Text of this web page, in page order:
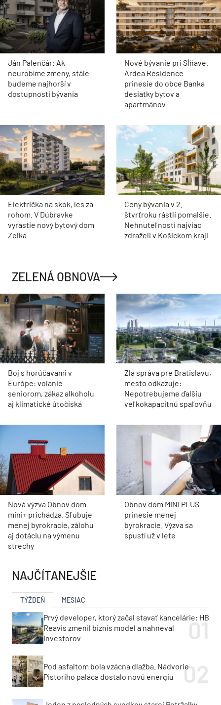
Ján Palenčár: Ak
neurobíme zmeny, stále
budeme najhorší v
dostupnosti bývania
Nové bývanie pri Sĺňave.
Ardea Residence
prinesie do obce Banka
desiatky bytov a
apartmánov
Električka na skok, les za
rohom. V Dúbravke
vyrastie nový bytový dom
Zelka
Ceny bývania v 2.
štvrťroku rástli pomalšie.
Nehnuteľnosti najviac
zdraželi v Košickom kraji
ZELENÁ OBNOVA
Boj s horúčavami v
Európe: volanie
seniorom, zákaz alkoholu
aj klimatické útočiská
Zlá správa pre Bratislavu,
mesto odkazuje:
Nepotrebujeme ďalšiu
veľkokapacitnú spaľovňu
Nová výzva Obnov dom
mini+ prichádza. Sľubuje
menej byrokracie, zálohu
aj dotáciu na výmenu
strechy
Obnov dom MINI PLUS
prinesie menej
byrokracie. Výzva sa
spustí už v lete
NAJČÍTANEJŠIE
TÝŽDEŇ MESIAC
Prvý developer, ktorý začal stavať kancelárie: HB
Reavis zmenil biznis model a nahneval
investorov
Pod asfaltom bola vzácna dlažba. Nádvorie
Pistoriho paláca dostalo novú energiu